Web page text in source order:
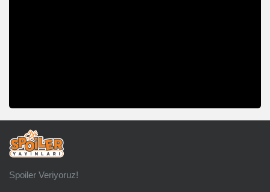
Spoiler Veriyoruz!